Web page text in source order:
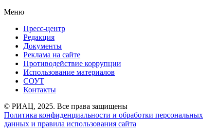
Меню
Пресс-центр
Редакция
Документы
Реклама на сайте
Противодействие коррупции
Использование материалов
СОУТ
Контакты
© РИАЦ, 2025. Все права защищены
Политика конфиденциальности и обработки персональных
данных и правила использования сайта